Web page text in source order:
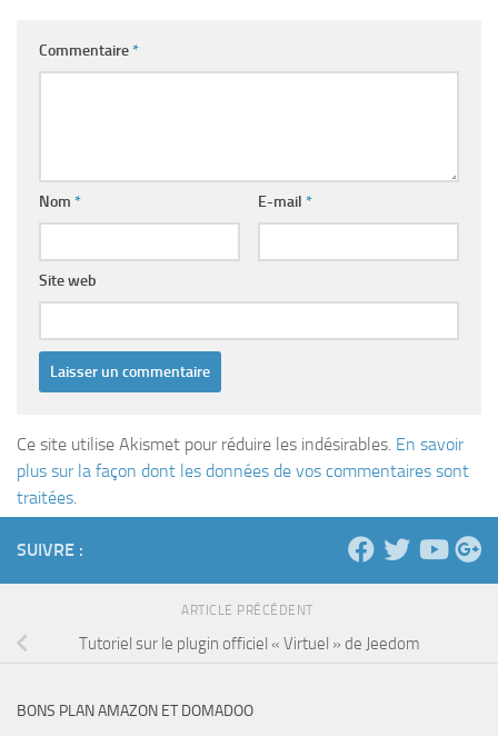
Commentaire*
Nom * E-mail *
Site web
Ce site utilise Akismet pour réduire les indésirables. En savoir
plus sur la façon dont les données de vos commentaires sont
traitées.
SUIVRE :
ARTICLE PRÉCÉDENT
Tutoriel sur le plugin officiel « Virtuel » de Jeedom
BONS PLAN AMAZON ET DOMADOO